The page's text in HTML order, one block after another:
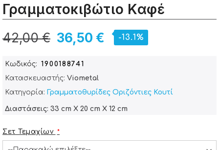
Γραμματοκιβώτιο Καφέ
36,50 €
42,00 € -13.1%
Κωδικός
1900188741
Κατασκευαστής: Viometal
Κατηγορία: Γραμματοθυρίδες Οριζόντιες Κουτί
Διαστάσεις: 33 cm X 20 cm X 12 cm
Σετ Τεμαχίων